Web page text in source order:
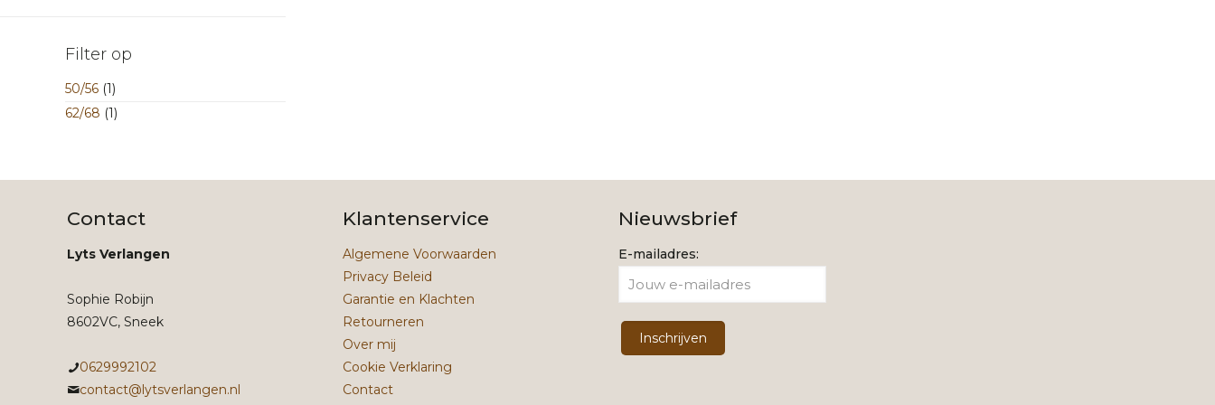
Filter op
50/56 (1)
62/68 (1)
Contact
Lyts Verlangen
Sophie Robijn
8602VC, Sneek
0629992102
contact@lytsverlangen.nl
Klantenservice
Algemene Voorwaarden
Privacy Beleid
Garantie en Klachten
Retourneren
Over mij
Cookie Verklaring
Contact
Nieuwsbrief
E-mailadres: